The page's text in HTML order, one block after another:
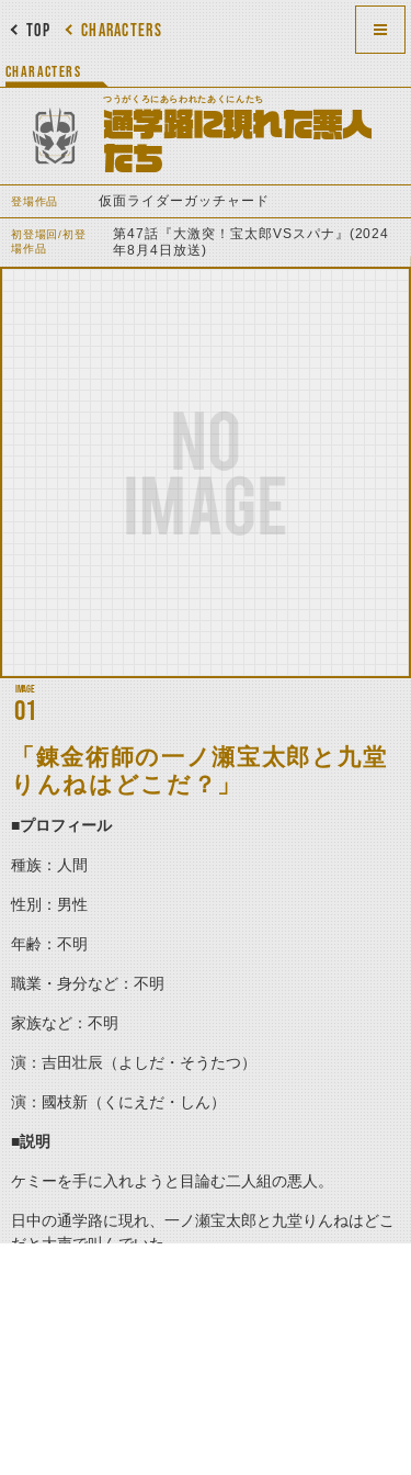
CHARACTERS
TOP
CHARACTERS
つうがくろにあらわれたあくにんたち
通学路に現れた悪人
たち
登場作品 仮面ライダーガッチャード
初登場回/初登
場作品
第47話『大激突！宝太郎VSスパナ』(2024
年8月4日放送)
01
「錬金術師の一ノ瀬宝太郎と九堂
りんねはどこだ？」
■プロフィール
種族：人間
性別：男性
年齢：不明
職業・身分など：不明
家族など：不明
演：吉田壮辰（よしだ・そうたつ）
演：國枝新（くにえだ・しん）
■説明
ケミーを手に入れようと目論む二人組の悪人。
日中の通学路に現れ、一ノ瀬宝太郎と九堂りんねはどこ
だと大声で叫んでいた。